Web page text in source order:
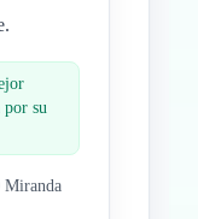
por su
Miranda